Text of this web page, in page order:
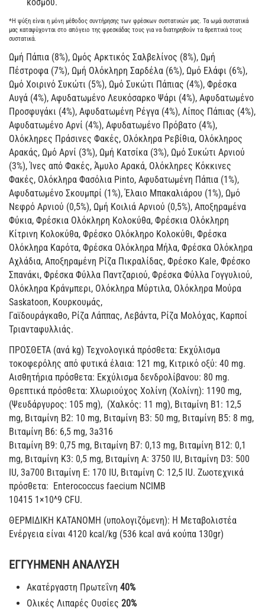
κόσμου.
*Η ψύξη είναι η μόνη μέθοδος συντήρησης των φρέσκων συστατικών μας. Τα ωμά συστατικά
μας καταψύχονται στο απόγειο της φρεσκάδας τους για να διατηρηθούν τα θρεπτικά τους
συστατικά.
Ωμή Πάπια (8%), Ωμός Αρκτικός Σαλβελίνος (8%), Ωμή
Πέστροφα (7%), Ωμή Ολόκληρη Σαρδέλα (6%), Ωμό Ελάφι (6%),
Ωμό Χοιρινό Συκώτι (5%), Ωμό Συκώτι Πάπιας (4%), Φρέσκα
Αυγά (4%), Αφυδατωμένο Λευκόσαρκο Ψάρι (4%), Αφυδατωμένο
Προσφυγάκι (4%), Αφυδατωμένη Ρέγγα (4%), Λίπος Πάπιας (4%),
Αφυδατωμένο Αρνί (4%), Αφυδατωμένο Πρόβατο (4%),
Ολόκληρες Πράσινες Φακές, Ολόκληρα Ρεβίθια, Ολόκληρος
Αρακάς, Ωμό Αρνί (3%), Ωμή Κατσίκα (3%), Ωμό Συκώτι Αρνιού
(3%), Ίνες από Φακές, Άμυλο Αρακά, Ολόκληρες Κόκκινες
Φακές, Ολόκληρα Φασόλια Pinto, Αφυδατωμένη Πάπια (1%),
Αφυδατωμένο Σκουμπρί (1%), Έλαιο Μπακαλιάρου (1%), Ωμό
Νεφρό Αρνιού (0,5%), Ωμή Κοιλιά Αρνιού (0,5%), Αποξηραμένα
Φύκια, Φρέσκια Ολόκληρη Κολοκύθα, Φρέσκια Ολόκληρη
Κίτρινη Κολοκύθα, Φρέσκο Ολόκληρο Κολοκύθι, Φρέσκα
Ολόκληρα Καρότα, Φρέσκα Ολόκληρα Μήλα, Φρέσκα Ολόκληρα
Αχλάδια, Αποξηραμένη Ρίζα Πικραλίδας, Φρέσκο Kale, Φρέσκο
Σπανάκι, Φρέσκα Φύλλα Παντζαριού, Φρέσκα Φύλλα Γογγυλιού,
Ολόκληρα Κράνμπερι, Ολόκληρα Μύρτιλα, Ολόκληρα Μούρα
Saskatoon, Κουρκουμάς,
Γαϊδουράγκαθο, Ρίζα Λάππας, Λεβάντα, Ρίζα Μολόχας, Καρποί
Τριανταφυλλιάς.
ΠΡΟΣΘΕΤΑ (ανά kg) Τεχνολογικά πρόσθετα: Εκχύλισμα
τοκοφερόλης από φυτικά έλαια: 121 mg, Κιτρικό οξύ: 40 mg.
Αισθητήρια πρόσθετα: Εκχύλισμα δενδρολίβανου: 80 mg.
Θρεπτικά πρόσθετα: Χλωριούχος Χολίνη (Χολίνη): 1190 mg,
(Ψευδάργυρος: 105 mg), (Χαλκός: 11 mg), Βιταμίνη B1: 12,5
mg, Βιταμίνη B2: 10 mg, Βιταμίνη B3: 50 mg, Βιταμίνη B5: 8 mg,
Βιταμίνη B6: 6,5 mg, 3a316
Βιταμίνη B9: 0,75 mg, Βιταμίνη B7: 0,13 mg, Βιταμίνη B12: 0,1
mg, Βιταμίνη K3: 0,5 mg, Βιταμίνη Α: 3750 IU, Βιταμίνη D3: 500
IU, 3a700 Βιταμίνη E: 170 IU, Βιταμίνη C: 12,5 IU. Ζωοτεχνικά
πρόσθετα: Enterococcus faecium NCIMB
10415 1×10^9 CFU.
ΘΕΡΜΙΔΙΚΗ ΚΑΤΑΝΟΜΗ (υπολογιζόμενη): Η Μεταβολιστέα
Ενέργεια είναι 4120 kcal/kg (536 kcal ανά κούπα 130gr)
ΕΓΓΥΗΜΕΝΗ ΑΝΑΛΥΣΗ
Ακατέργαστη Πρωτεΐνη 40%
Ολικές Λιπαρές Ουσίες 20%